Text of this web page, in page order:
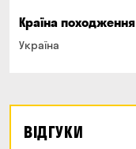
Країна походження
Україна
ВІДГУКИ